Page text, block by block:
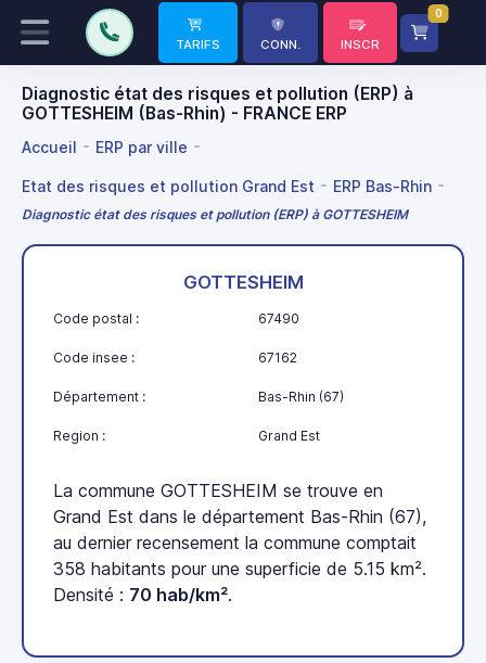
TARIFS CONN. INSCR
0
Diagnostic état des risques et pollution (ERP) à
GOTTESHEIM (Bas-Rhin) - FRANCE ERP
Accueil ERP par ville
Etat des risques et pollution Grand Est ERP Bas-Rhin
Diagnostic état des risques et pollution (ERP) à GOTTESHEIM
GOTTESHEIM
Code postal : 67490
Code insee : 67162
Département : Bas-Rhin (67)
Region : Grand Est
La commune GOTTESHEIM se trouve en
Grand Est dans le département Bas-Rhin (67),
au dernier recensement la commune comptait
358 habitants pour une superficie de 5.15 km².
Densité : 70 hab/km².